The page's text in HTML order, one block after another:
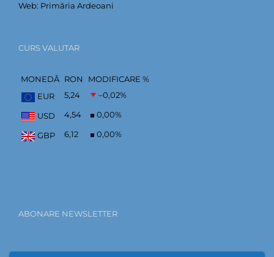
Web: Primăria Ardeoani
CURS VALUTAR
MONEDĂ RON
MODIFICARE %
EUR
5,24 –0,02%
USD 4,54 0,00%
GBP 6,12 0,00%
ABONARE NEWSLETTER